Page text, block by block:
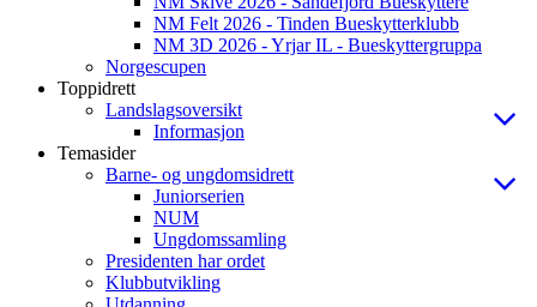
NM Felt 2026 - Tinden Bueskytterklubb
NM 3D 2026 - Yrjar IL - Bueskyttergruppa
Norgescupen
Toppidrett
Landslagsoversikt
Informasjon
Temasider
Barne- og ungdomsidrett
Juniorserien
NUM
Ungdomssamling
Presidenten har ordet
Klubbutvikling